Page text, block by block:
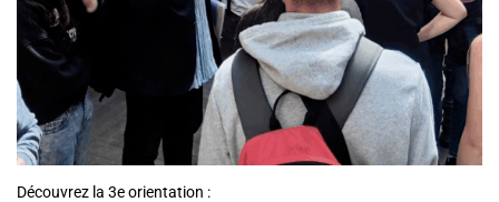
Découvrez la 3e orientation :